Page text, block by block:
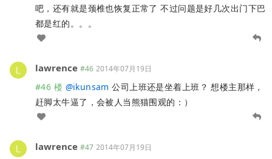
吧，还有就是颈椎也恢复正常了 不过问题是好几次出门下巴
都是红的。。。
lawrence #46 2014年07月19日
#46 楼 @ikunsam 公司上班还是坐着上班？ 想楼主那样，
赶脚太牛逼了，会被人当熊猫围观的：）
lawrence #47 2014年07月19日